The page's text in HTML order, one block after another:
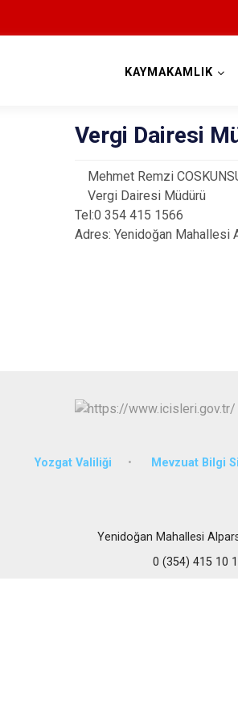
KAYMAKAMLIK
Vergi Dairesi
Mehmet Remzi
Vergi Dairesi Müdürü
Tel:0 354 415 1566
Adres:Yenidoğan Mahallesi
Yozgat Valiliği Mevzuat Bilgi
Yenidoğan Mahallesi
0 (354) 415 10